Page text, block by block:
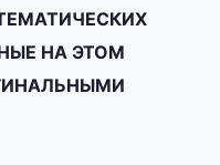
НА ЭТОМ